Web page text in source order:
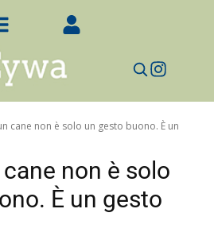
cane non è solo un gesto buono. È un
non è solo
È un gesto